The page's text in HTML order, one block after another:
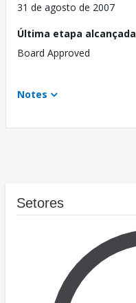
31 de agosto de 2007
Última etapa alcançada
Board Approved
Notes
Setores